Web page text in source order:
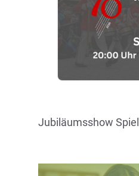
Jubiläumsshow